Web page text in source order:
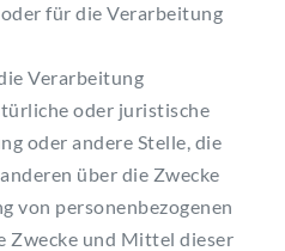
für die Verarbeitung
Verarbeitung
oder juristische
oder andere Stelle, die
über die Zwecke
von personenbezogenen
Zwecke und Mittel dieser